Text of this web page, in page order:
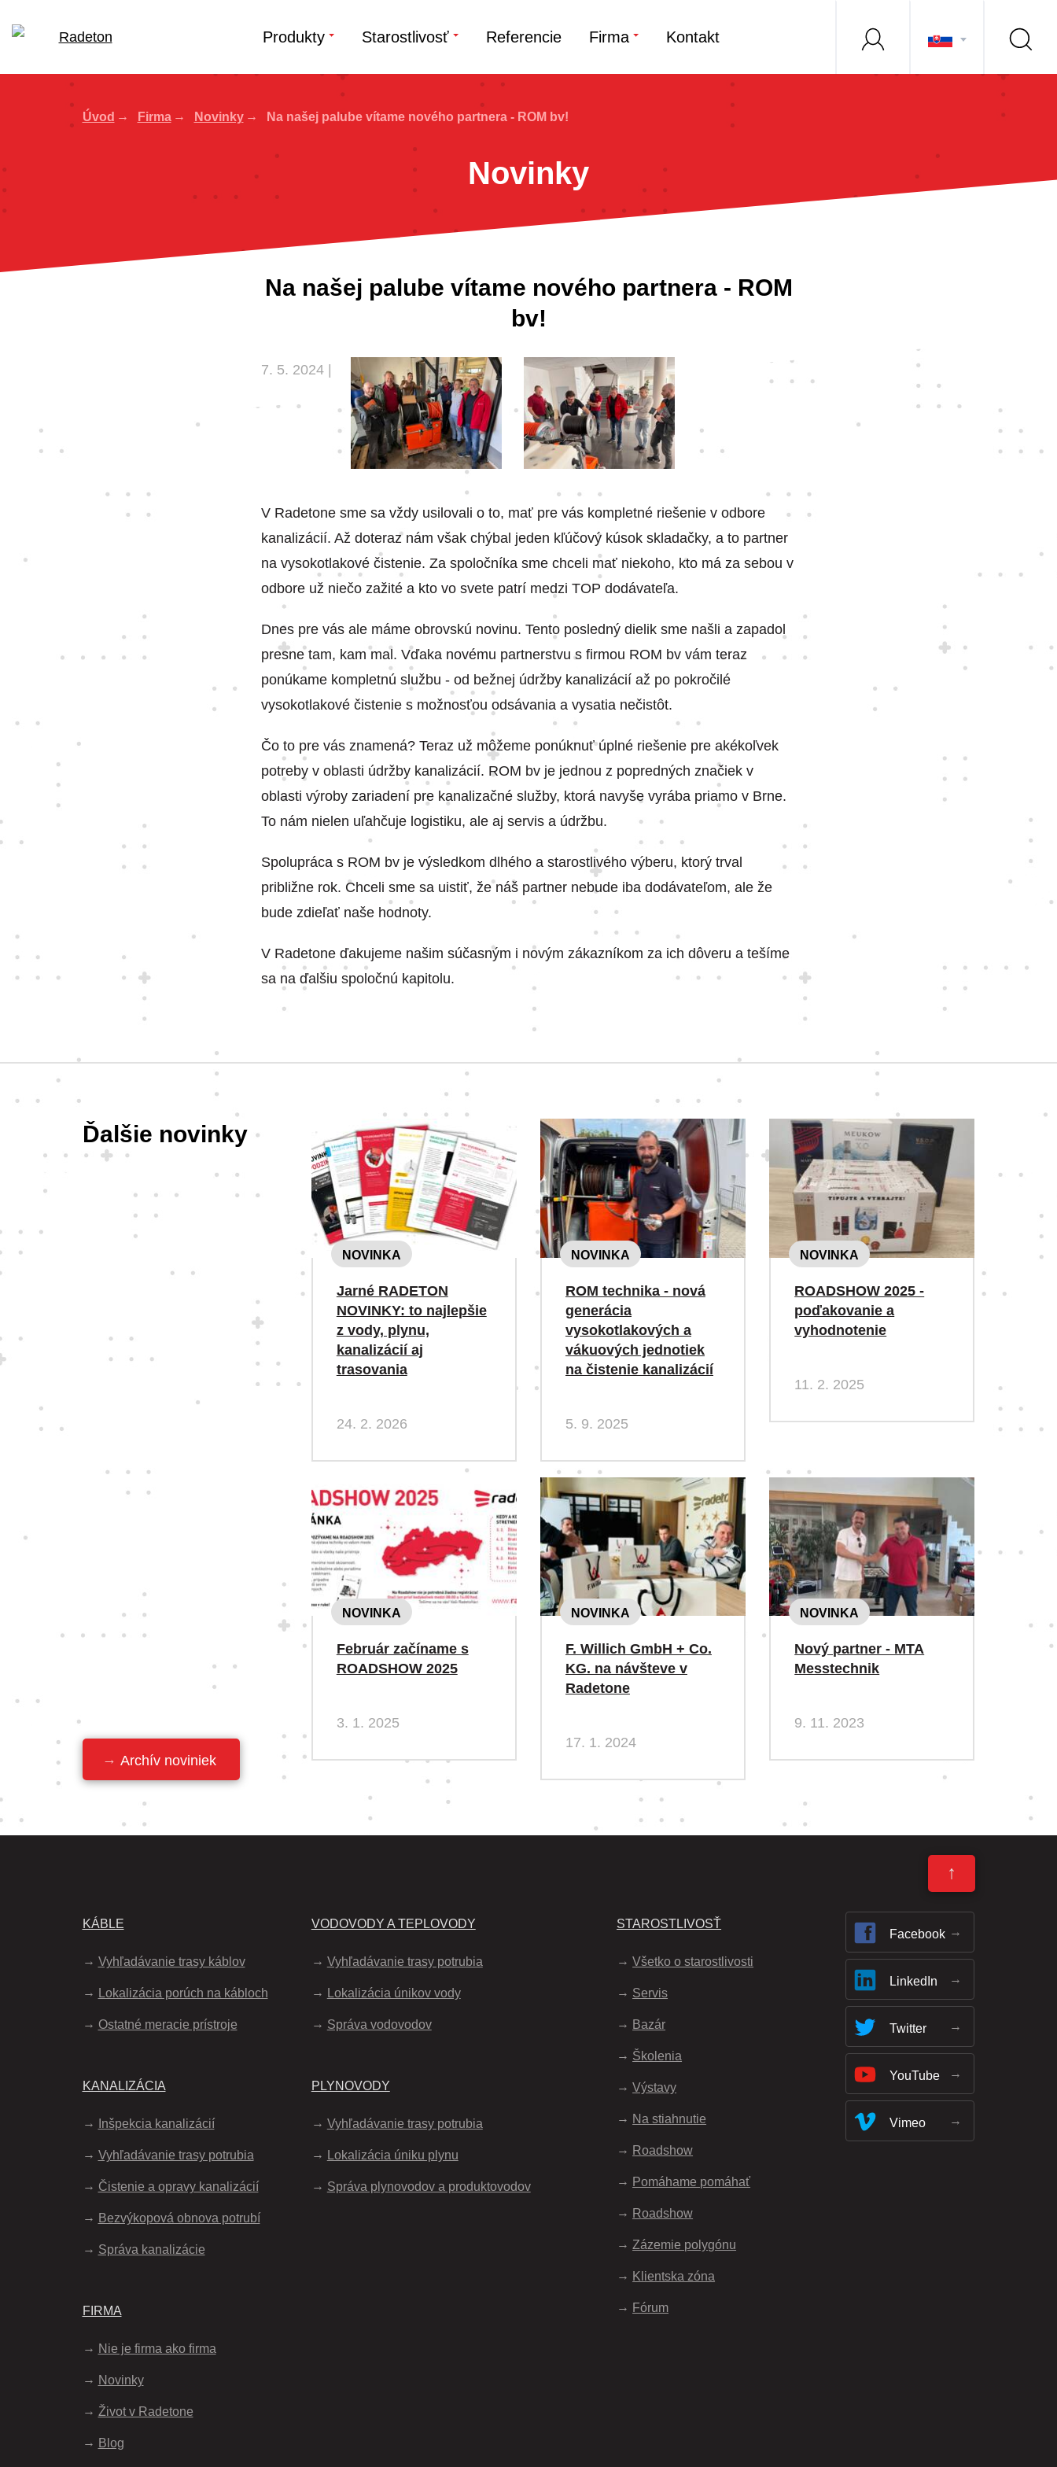
Produkty Starostlivosť Referencie Firma Kontakt
Úvod Firma Novinky Na našej palube vítame nového partnera - ROM bv!
Novinky
Na našej palube vítame nového partnera - ROM
bv!
7. 5. 2024 |
V Radetone sme sa vždy usilovali o to, mať pre vás kompletné riešenie v odbore
kanalizácií. Až doteraz nám však chýbal jeden kľúčový kúsok skladačky, a to partner
na vysokotlakové čistenie. Za spoločníka sme chceli mať niekoho, kto má za sebou v
odbore už niečo zažité a kto vo svete patrí medzi TOP dodávateľa.
Dnes pre vás ale máme obrovskú novinu. Tento posledný dielik sme našli a zapadol
presne tam, kam mal. Vďaka novému partnerstvu s firmou ROM bv vám teraz
ponúkame kompletnú službu - od bežnej údržby kanalizácií až po pokročilé
vysokotlakové čistenie s možnosťou odsávania a vysatia nečistôt.
Čo to pre vás znamená? Teraz už môžeme ponúknuť úplné riešenie pre akékoľvek
potreby v oblasti údržby kanalizácií. ROM bv je jednou z popredných značiek v
oblasti výroby zariadení pre kanalizačné služby, ktorá navyše vyrába priamo v Brne.
To nám nielen uľahčuje logistiku, ale aj servis a údržbu.
Spolupráca s ROM bv je výsledkom dlhého a starostlivého výberu, ktorý trval
približne rok. Chceli sme sa uistiť, že náš partner nebude iba dodávateľom, ale že
bude zdieľať naše hodnoty.
V Radetone ďakujeme našim súčasným i novým zákazníkom za ich dôveru a tešíme
sa na ďalšiu spoločnú kapitolu.
Ďalšie novinky
NOVINKA
Jarné RADETON
NOVINKY: to najlepšie
z vody, plynu,
kanalizácií aj
trasovania
24. 2. 2026
NOVINKA
ROM technika - nová
generácia
vysokotlakových a
vákuových jednotiek
na čistenie kanalizácií
5. 9. 2025
NOVINKA
ROADSHOW 2025 -
poďakovanie a
vyhodnotenie
11. 2. 2025
NOVINKA
Február začíname s
ROADSHOW 2025
3. 1. 2025
NOVINKA
F. Willich GmbH + Co.
KG. na návšteve v
Radetone
17. 1. 2024
NOVINKA
Nový partner - MTA
Messtechnik
9. 11. 2023
Archív noviniek
↑
KÁBLE
Vyhľadávanie trasy káblov
Lokalizácia porúch na kábloch
Ostatné meracie prístroje
KANALIZÁCIA
Inšpekcia kanalizácií
Vyhľadávanie trasy potrubia
Čistenie a opravy kanalizácií
Bezvýkopová obnova potrubí
Správa kanalizácie
FIRMA
Nie je firma ako firma
Novinky
Život v Radetone
Blog
VODOVODY A TEPLOVODY
Vyhľadávanie trasy potrubia
Lokalizácia únikov vody
Správa vodovodov
PLYNOVODY
Vyhľadávanie trasy potrubia
Lokalizácia úniku plynu
Správa plynovodov a produktovodov
STAROSTLIVOSŤ
Všetko o starostlivosti
Servis
Bazár
Školenia
Výstavy
Na stiahnutie
Roadshow
Pomáhame pomáhať
Roadshow
Zázemie polygónu
Klientska zóna
Fórum
Facebook
LinkedIn
Twitter
YouTube
Vimeo